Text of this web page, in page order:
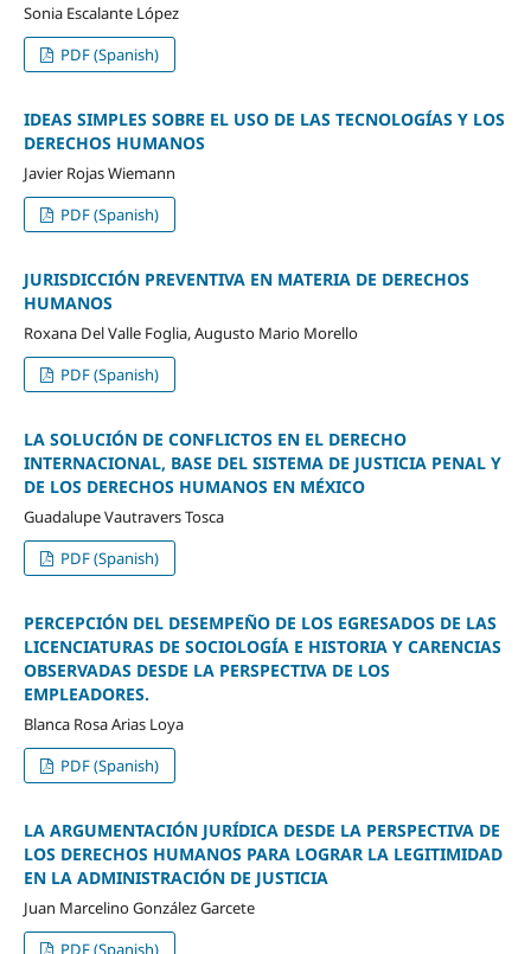
Sonia Escalante López
PDF (Spanish)
IDEAS SIMPLES SOBRE EL USO DE LAS TECNOLOGÍAS Y LOS
DERECHOS HUMANOS
Javier Rojas Wiemann
PDF (Spanish)
JURISDICCIÓN PREVENTIVA EN MATERIA DE DERECHOS
HUMANOS
Roxana Del Valle Foglia, Augusto Mario Morello
PDF (Spanish)
LA SOLUCIÓN DE CONFLICTOS EN EL DERECHO
INTERNACIONAL, BASE DEL SISTEMA DE JUSTICIA PENAL Y
DE LOS DERECHOS HUMANOS EN MÉXICO
Guadalupe Vautravers Tosca
PDF (Spanish)
PERCEPCIÓN DEL DESEMPEÑO DE LOS EGRESADOS DE LAS
LICENCIATURAS DE SOCIOLOGÍA E HISTORIA Y CARENCIAS
OBSERVADAS DESDE LA PERSPECTIVA DE LOS
EMPLEADORES.
Blanca Rosa Arias Loya
PDF (Spanish)
LA ARGUMENTACIÓN JURÍDICA DESDE LA PERSPECTIVA DE
LOS DERECHOS HUMANOS PARA LOGRAR LA LEGITIMIDAD
EN LA ADMINISTRACIÓN DE JUSTICIA
Juan Marcelino González Garcete
PDF (Spanish)